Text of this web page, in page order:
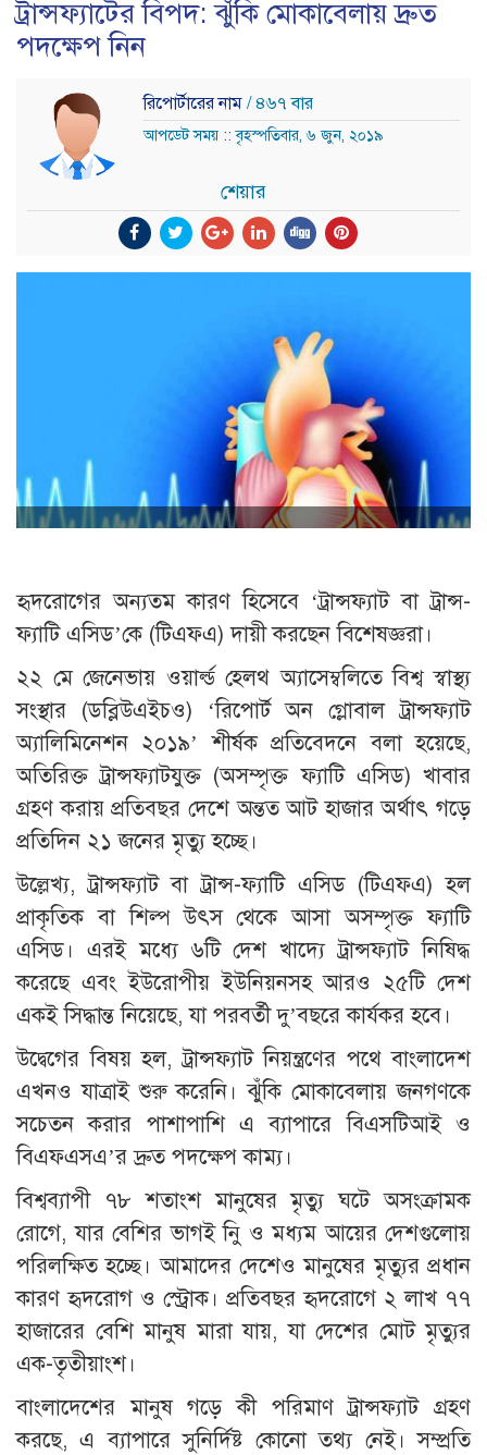
ট্রান্সফ্যাটের বিপদ: ঝুঁকি মোকাবেলায় দ্রুত
পদক্ষেপ নিন
রিপোর্টারের নাম / ৪৬৭ বার
আপডেট সময় :: বৃহস্পতিবার, ৬ জুন, ২০১৯
শেয়ার
হৃদরোগের অন্যতম কারণ হিসেবে ‘ট্রান্সফ্যাট বা ট্রান্স-
ফ্যাটি এসিড’কে (টিএফএ) দায়ী করছেন বিশেষজ্ঞরা।
২২ মে জেনেভায় ওয়ার্ল্ড হেলথ অ্যাসেম্বলিতে বিশ্ব স্বাস্থ্য
সংস্থার (ডব্লিউএইচও) ‘রিপোর্ট অন গ্লোবাল ট্রান্সফ্যাট
অ্যালিমিনেশন ২০১৯’ শীর্ষক প্রতিবেদনে বলা হয়েছে,
অতিরিক্ত ট্রান্সফ্যাটযুক্ত (অসম্পৃক্ত ফ্যাটি এসিড) খাবার
গ্রহণ করায় প্রতিবছর দেশে অন্তত আট হাজার অর্থাৎ গড়ে
প্রতিদিন ২১ জনের মৃত্যু হচ্ছে।
উল্লেখ্য, ট্রান্সফ্যাট বা ট্রান্স-ফ্যাটি এসিড (টিএফএ) হল
প্রাকৃতিক বা শিল্প উৎস থেকে আসা অসম্পৃক্ত ফ্যাটি
এসিড। এরই মধ্যে ৬টি দেশ খাদ্যে ট্রান্সফ্যাট নিষিদ্ধ
করেছে এবং ইউরোপীয় ইউনিয়নসহ আরও ২৫টি দেশ
একই সিদ্ধান্ত নিয়েছে, যা পরবর্তী দু’বছরে কার্যকর হবে।
উদ্বেগের বিষয় হল, ট্রান্সফ্যাট নিয়ন্ত্রণের পথে বাংলাদেশ
এখনও যাত্রাই শুরু করেনি। ঝুঁকি মোকাবেলায় জনগণকে
সচেতন করার পাশাপাশি এ ব্যাপারে বিএসটিআই ও
বিএফএসএ’র দ্রুত পদক্ষেপ কাম্য।
বিশ্বব্যাপী ৭৮ শতাংশ মানুষের মৃত্যু ঘটে অসংক্রামক
রোগে, যার বেশির ভাগই নিু ও মধ্যম আয়ের দেশগুলোয়
পরিলক্ষিত হচ্ছে। আমাদের দেশেও মানুষের মৃত্যুর প্রধান
কারণ হৃদরোগ ও স্ট্রোক। প্রতিবছর হৃদরোগে ২ লাখ ৭৭
হাজারের বেশি মানুষ মারা যায়, যা দেশের মোট মৃত্যুর
এক-তৃতীয়াংশ।
বাংলাদেশের মানুষ গড়ে কী পরিমাণ ট্রান্সফ্যাট গ্রহণ
করছে, এ ব্যাপারে সুনির্দিষ্ট কোনো তথ্য নেই। সম্প্রতি